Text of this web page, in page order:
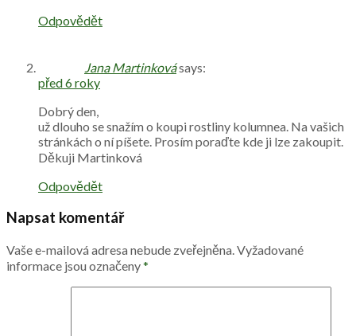
Odpovědět
Jana Martinkovásays:
před 6 roky
Dobrý den,
už dlouho se snažím o koupi rostliny kolumnea. Na vašich
stránkách o ní píšete. Prosím poraďte kde ji lze zakoupit.
Děkuji Martinková
Odpovědět
Napsat komentář
Vaše e-mailová adresa nebude zveřejněna.Vyžadované
informace jsou označeny*